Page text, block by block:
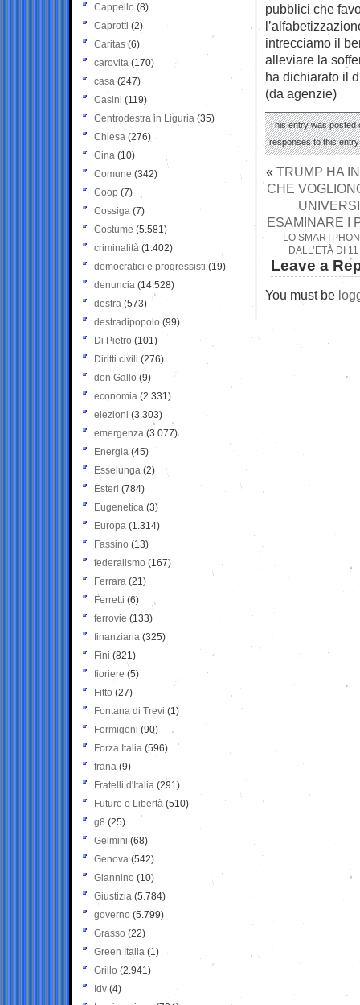
pubblici che
intrecciamo il
alleviare la
ha dichiarato il
(da agenzie)
This entry was posted
responses to this
« TRUMP HA
CHE
ESAMINARE I
LO
DALL’ETÀ DI
Leave a
You must be
Cappello (8)
Caprotti (2)
Caritas (6)
carovita (170)
casa (247)
Casini (119)
Centrodestra in Liguria (35)
Chiesa (276)
Cina (10)
Comune (342)
Coop (7)
Cossiga (7)
Costume (5.581)
criminalità (1.402)
democratici e progressisti (19)
denuncia (14.528)
destra (573)
destradipopolo (99)
Di Pietro (101)
Diritti civili (276)
don Gallo (9)
economia (2.331)
elezioni (3.303)
emergenza (3.077)
Energia (45)
Esselunga (2)
Esteri (784)
Eugenetica (3)
Europa (1.314)
Fassino (13)
federalismo (167)
Ferrara (21)
Ferretti (6)
ferrovie (133)
finanziaria (325)
Fini (821)
fioriere (5)
Fitto (27)
Fontana di Trevi (1)
Formigoni (90)
Forza Italia (596)
frana (9)
Fratelli d'Italia (291)
Futuro e Libertà (510)
g8 (25)
Gelmini (68)
Genova (542)
Giannino (10)
Giustizia (5.784)
governo (5.799)
Grasso (22)
Green Italia (1)
Grillo (2.941)
Idv (4)